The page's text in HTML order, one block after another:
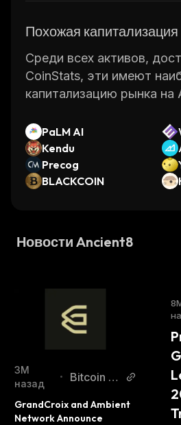
Похожая
Среди всех активов,
CoinStats, эти имеют
капитализацию рынка на
PaLM AI
Kendu
Precog
BLACKCOIN
Новости Ancient8
3М
назад
•
Bitcoin W
GrandCroix and Ambient
Network Announce